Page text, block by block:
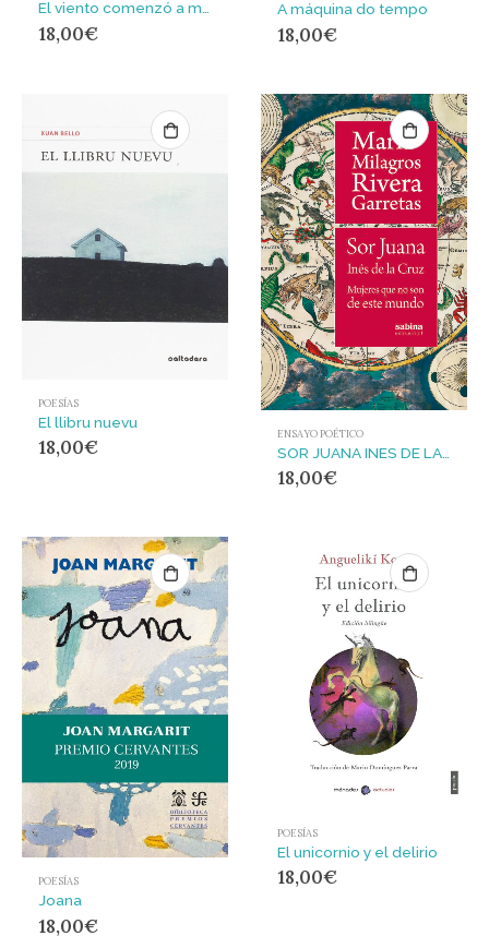
18,00€
A máquina do tempo
18,00€
POESÍAS
El llibru nuevu
18,00€
ENSAYO POÉTICO
18,00€
POESÍAS
Joana
18,00€
POESÍAS
El unicornio y el delirio
18,00€